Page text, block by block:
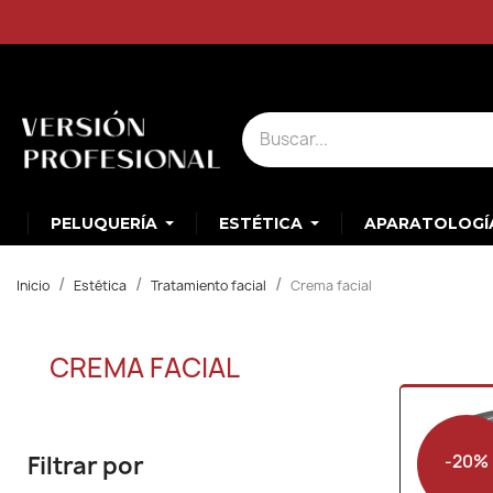
PELUQUERÍA ESTÉTICA
Inicio Estética Tratamiento facial Crema facial
CREMA FACIAL
Filtrar por -20%